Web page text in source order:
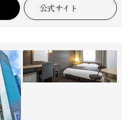
公式サイト